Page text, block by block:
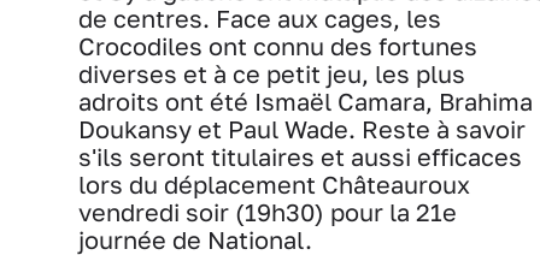
de centres. Face aux cages, les
Crocodiles ont connu des fortunes
diverses et à ce petit jeu, les plus
adroits ont été Ismaël Camara, Brahima
Doukansy et Paul Wade. Reste à savoir
s'ils seront titulaires et aussi efficaces
lors du déplacement Châteauroux
vendredi soir (19h30) pour la 21e
journée de National.